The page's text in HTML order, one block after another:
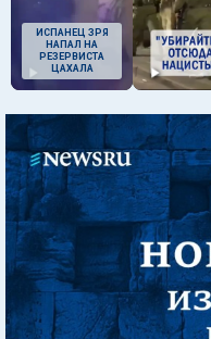
ИСПАНЕЦ ЗРЯ
НАПАЛ НА
РЕЗЕРВИСТА
ЦАХАЛА